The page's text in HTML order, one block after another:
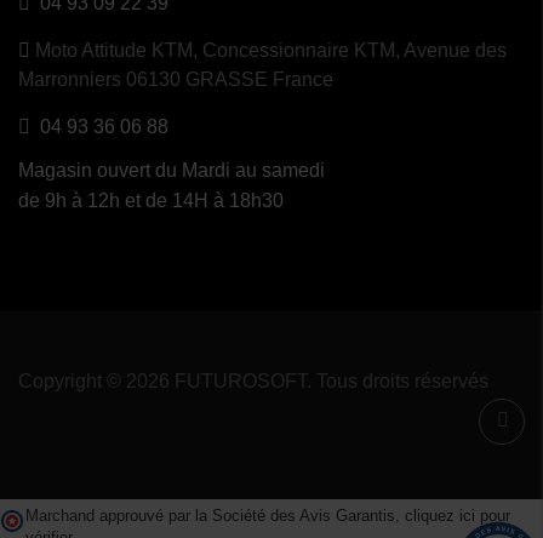
Moto Attitude KTM, Concessionnaire KTM, Avenue des
Marronniers 06130 GRASSE France
04 93 36 06 88
Magasin ouvert du Mardi au samedi
de 9h à 12h et de 14H à 18h30
Copyright © 2026 FUTUROSOFT. Tous droits réservés
Marchand approuvé par la Société des Avis Garantis, cliquez ici pour